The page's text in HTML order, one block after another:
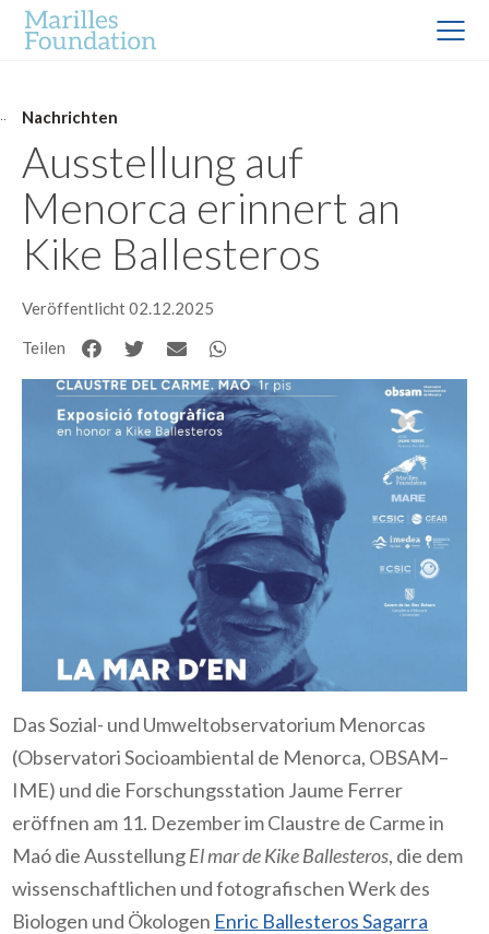
Nachrichten
Ausstellung auf
Menorca erinnert an
Kike Ballesteros
Veröffentlicht 02.12.2025
Teilen
Das Sozial- und Umweltobservatorium Menorcas
(Observatori Socioambiental de Menorca, OBSAM–
IME) und die Forschungsstation Jaume Ferrer
eröffnen am 11. Dezember im Claustre de Carme in
Maó die AusstellungEl mar de Kike Ballesteros, die dem
wissenschaftlichen und fotografischen Werk des
Biologen und Ökologen Enric Ballesteros Sagarra